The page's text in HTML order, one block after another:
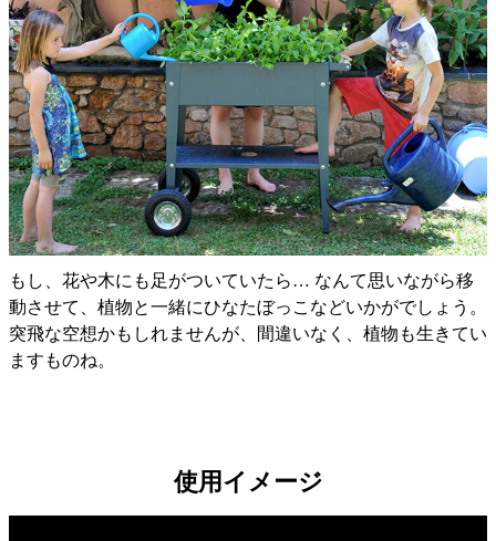
もし、花や木にも足がついていたら… なんて思いながら移
動させて、植物と一緒にひなたぼっこなどいかがでしょう。
突飛な空想かもしれませんが、間違いなく、植物も生きてい
ますものね。
使用イメージ